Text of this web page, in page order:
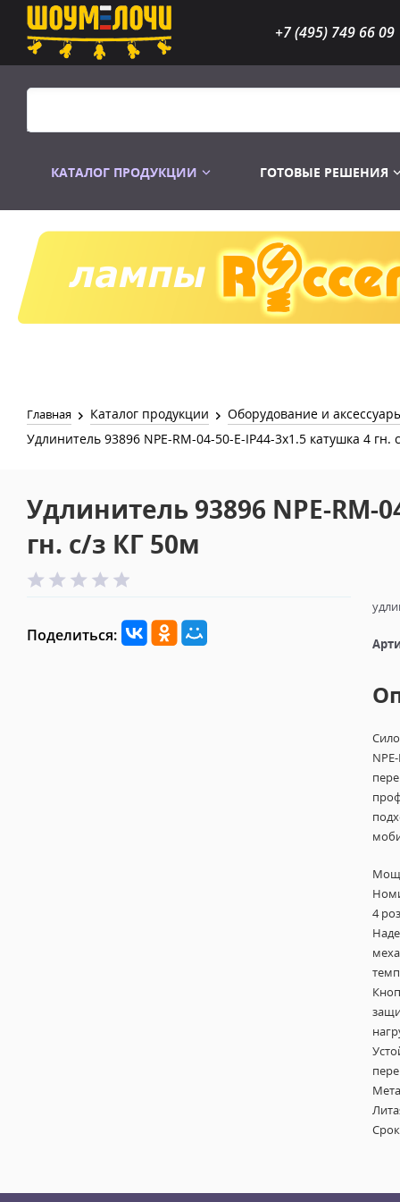
+7 (495) 749 66 09
КАТАЛОГ ПРОДУКЦИИ
Распродажа Лампы
ГОТОВЫЕ РЕШЕНИЯ
Главная Каталог продукции
Оборудование и
Удлинитель 93896 NPE-RM-04-50-E-IP44-3x1.5 катушка 4 гн.
Удлинитель 93896 NPE-RM-
гн. c/з КГ 50м
Поделиться:
4